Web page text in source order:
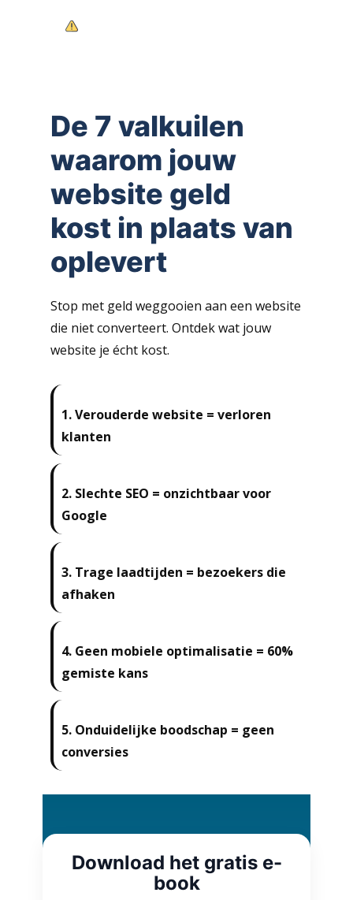
Verlies jij dagelijks klanten door
De 7 valkuilen
waarom jouw
website geld
kost in plaats van
oplevert
Stop met geld weggooien aan een website
die niet converteert. Ontdek wat jouw
website je écht kost.
1.Verouderde website = verloren
klanten
2. Slechte SEO = onzichtbaar voor
Google
3. Trage laadtijden = bezoekers die
afhaken
4. Geen mobiele optimalisatie = 60%
gemiste kans
5. Onduidelijke boodschap = geen
conversies
Download het gratis e-
book